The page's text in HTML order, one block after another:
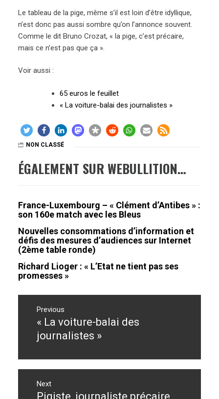
Le tableau de la pige, même s’il est loin d’être idyllique,
n’est donc pas aussi sombre qu’on l’annonce souvent.
Comme le dit Bruno Crozat, « la pige, c’est précaire,
mais ce n’est pas que ça ».
Voir aussi :
65 euros le feuillet
« La voiture-balai des journalistes »
NON CLASSÉ
ÉGALEMENT SUR WEBULLITION…
France-Luxembourg – « Clément d’Antibes » :
son 160e match avec les Bleus
Nouvelles consommations d’information et
défis des mesures d’audiences sur Internet
(2ème table ronde)
Richard Lioger : « L’Etat ne tient pas ses
promesses »
Navigation
l’article
Previous
Previous
post:
« La voiture-balai des
journalistes »
Next
Next
Pigiste, journaliste précaire